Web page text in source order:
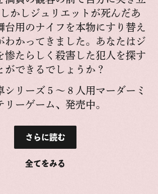
かしジュリエットが死んだあ
台用のナイフを本物にすり替え
わかってきました。あなたはジ
惨たらしく殺害した犯人を探す
ができるでしょうか？
シリーズ５〜８人用マーダーミ
リーゲーム、発売中。
さらに読む
全てをみる